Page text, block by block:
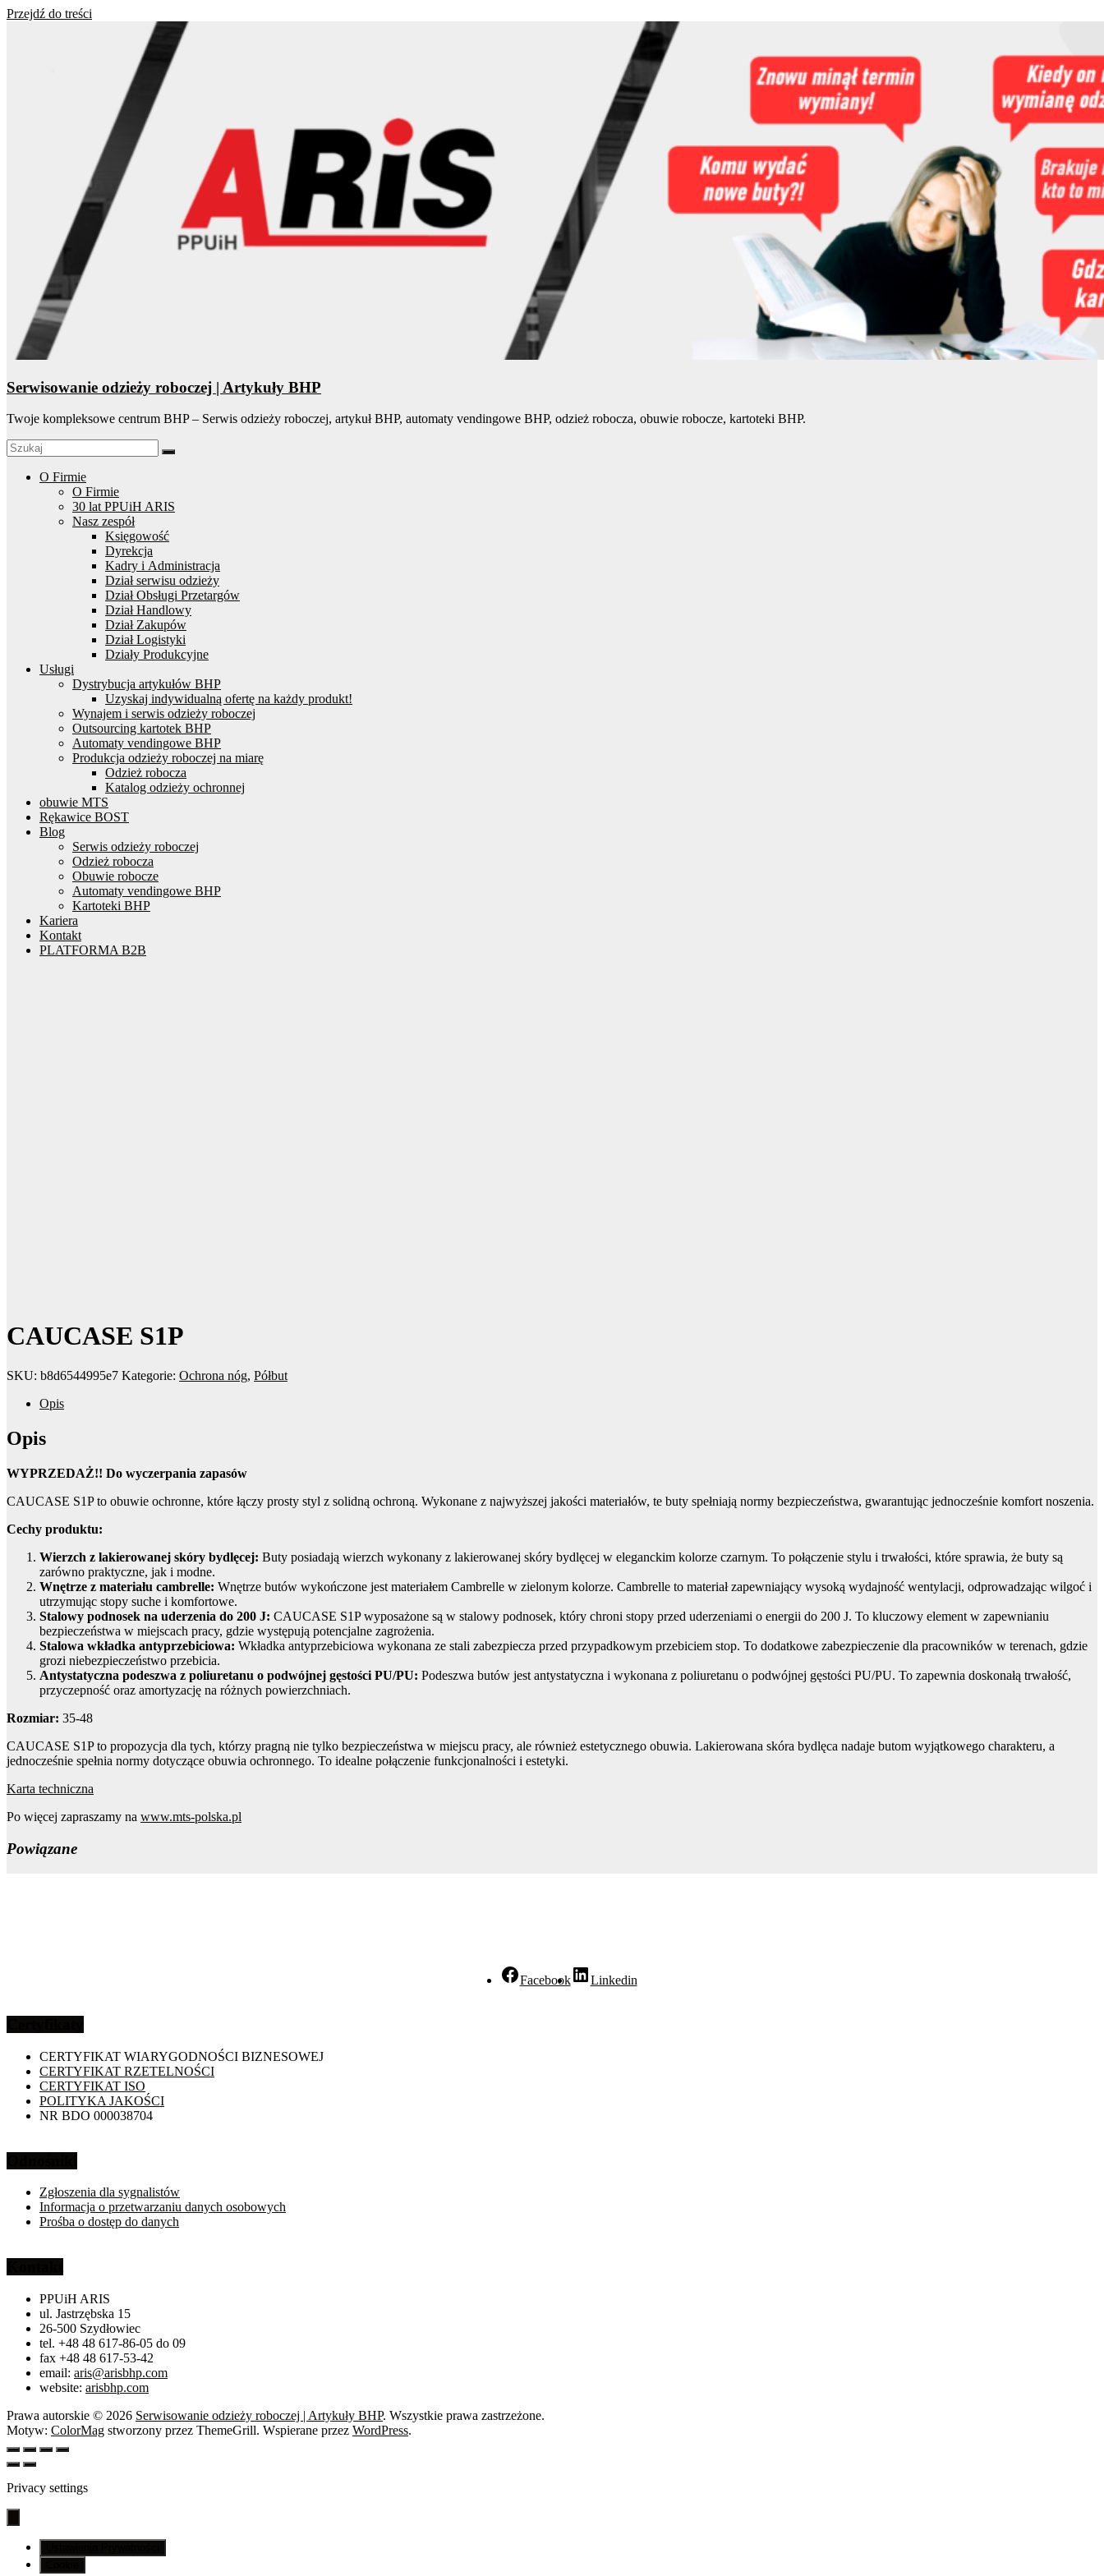
Przejdź do treści
Serwisowanie odzieży roboczej | Artykuły BHP
Twoje kompleksowe centrum BHP – Serwis odzieży roboczej, artykuł BHP, automaty vendingowe BHP, odzież robocza, obuwie robocze, kartoteki BHP.
O Firmie
O Firmie
30 lat PPUiH ARIS
Nasz zespół
Księgowość
Dyrekcja
Kadry i Administracja
Dział serwisu odzieży
Dział Obsługi Przetargów
Dział Handlowy
Dział Zakupów
Dział Logistyki
Działy Produkcyjne
Usługi
Dystrybucja artykułów BHP
Uzyskaj indywidualną ofertę na każdy produkt!
Wynajem i serwis odzieży roboczej
Outsourcing kartotek BHP
Automaty vendingowe BHP
Produkcja odzieży roboczej na miarę
Odzież robocza
Katalog odzieży ochronnej
obuwie MTS
Rękawice BOST
Blog
Serwis odzieży roboczej
Odzież robocza
Obuwie robocze
Automaty vendingowe BHP
Kartoteki BHP
Kariera
Kontakt
PLATFORMA B2B
CAUCASE S1P
SKU: b8d6544995e7 Kategorie: Ochrona nóg, Półbut
Opis
Opis
WYPRZEDAŻ!! Do wyczerpania zapasów
CAUCASE S1P to obuwie ochronne, które łączy prosty styl z solidną ochroną. Wykonane z najwyższej jakości materiałów, te buty spełniają normy bezpieczeństwa, gwarantując jednocześnie komfort noszenia.
Cechy produktu:
Wierzch z lakierowanej skóry bydlęcej: Buty posiadają wierzch wykonany z lakierowanej skóry bydlęcej w eleganckim kolorze czarnym. To połączenie stylu i trwałości, które sprawia, że buty są
zarówno praktyczne, jak i modne.
Wnętrze z materiału cambrelle: Wnętrze butów wykończone jest materiałem Cambrelle w zielonym kolorze. Cambrelle to materiał zapewniający wysoką wydajność wentylacji, odprowadzając wilgoć i
utrzymując stopy suche i komfortowe.
Stalowy podnosek na uderzenia do 200 J: CAUCASE S1P wyposażone są w stalowy podnosek, który chroni stopy przed uderzeniami o energii do 200 J. To kluczowy element w zapewnianiu
bezpieczeństwa w miejscach pracy, gdzie występują potencjalne zagrożenia.
Stalowa wkładka antyprzebiciowa: Wkładka antyprzebiciowa wykonana ze stali zabezpiecza przed przypadkowym przebiciem stop. To dodatkowe zabezpieczenie dla pracowników w terenach, gdzie
grozi niebezpieczeństwo przebicia.
Antystatyczna podeszwa z poliuretanu o podwójnej gęstości PU/PU: Podeszwa butów jest antystatyczna i wykonana z poliuretanu o podwójnej gęstości PU/PU. To zapewnia doskonałą trwałość,
przyczepność oraz amortyzację na różnych powierzchniach.
Rozmiar: 35-48
CAUCASE S1P to propozycja dla tych, którzy pragną nie tylko bezpieczeństwa w miejscu pracy, ale również estetycznego obuwia. Lakierowana skóra bydlęca nadaje butom wyjątkowego charakteru, a
jednocześnie spełnia normy dotyczące obuwia ochronnego. To idealne połączenie funkcjonalności i estetyki.
Karta techniczna
Po więcej zapraszamy na www.mts-polska.pl
Powiązane
Facebook Linkedin
CERTYFIKAT WIARYGODNOŚCI BIZNESOWEJ
CERTYFIKAT RZETELNOŚCI
CERTYFIKAT ISO
POLITYKA JAKOŚCI
NR BDO 000038704
Zgłoszenia dla sygnalistów
Informacja o przetwarzaniu danych osobowych
Prośba o dostęp do danych
PPUiH ARIS
ul. Jastrzębska 15
26-500 Szydłowiec
tel. +48 48 617-86-05 do 09
fax +48 48 617-53-42
email: aris@arisbhp.com
website: arisbhp.com
Prawa autorskie © 2026 Serwisowanie odzieży roboczej | Artykuły BHP. Wszystkie prawa zastrzeżone.
Motyw: ColorMag stworzony przez ThemeGrill. Wspierane przez WordPress.
Privacy settings